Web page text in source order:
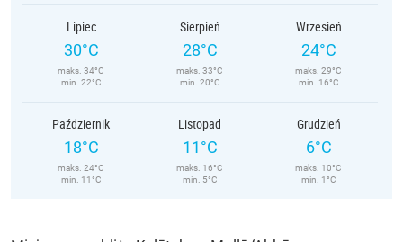
Lipiec
30°C
maks. 34°C
min. 22°C
Sierpień
28°C
maks. 33°C
min. 20°C
Wrzesień
24°C
maks. 29°C
min. 16°C
Październik
18°C
maks. 24°C
min. 11°C
Listopad
11°C
maks. 16°C
min. 5°C
Grudzień
6°C
maks. 10°C
min. 1°C